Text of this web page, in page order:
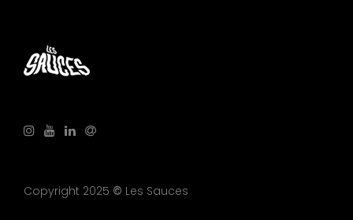
Copyright 2025 © Les Sauces